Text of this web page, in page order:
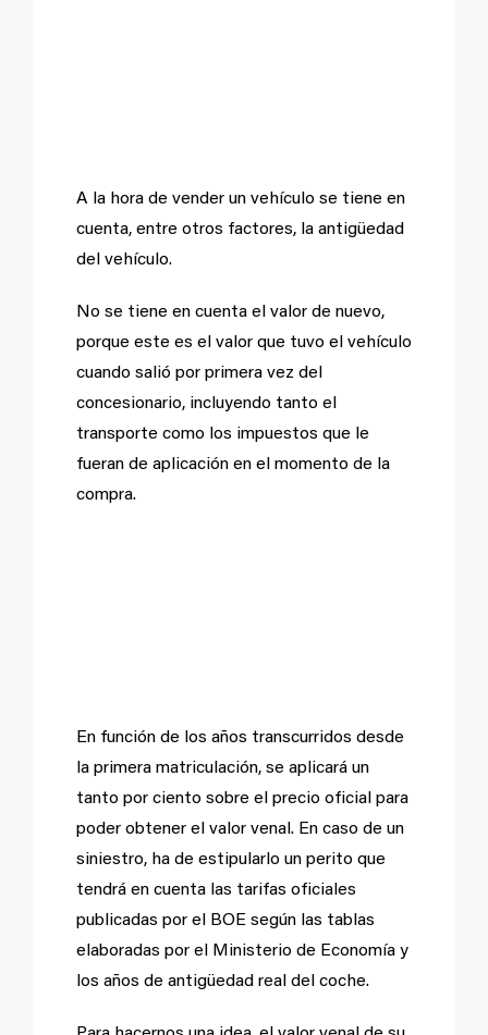
A la hora de vender un vehículo se tiene en
cuenta, entre otros factores, la antigüedad
del vehículo.
No se tiene en cuenta el valor de nuevo,
porque este es el valor que tuvo el vehículo
cuando salió por primera vez del
concesionario, incluyendo tanto el
transporte como los impuestos que le
fueran de aplicación en el momento de la
compra.
En función de los años transcurridos desde
la primera matriculación, se aplicará un
tanto por ciento sobre el precio oficial para
poder obtener el valor venal. En caso de un
siniestro, ha de estipularlo un perito que
tendrá en cuenta las tarifas oficiales
publicadas por el BOE según las tablas
elaboradas por el Ministerio de Economía y
los años de antigüedad real del coche.